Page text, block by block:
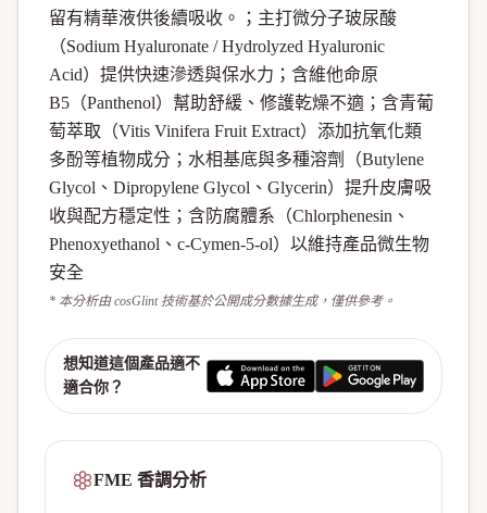
留有精華液供後續吸收。；主打微分子玻尿酸
（Sodium Hyaluronate / Hydrolyzed Hyaluronic
Acid）提供快速滲透與保水力；含維他命原
B5（Panthenol）幫助舒緩、修護乾燥不適；含青葡
萄萃取（Vitis Vinifera Fruit Extract）添加抗氧化類
多酚等植物成分；水相基底與多種溶劑（Butylene
Glycol、Dipropylene Glycol、Glycerin）提升皮膚吸
收與配方穩定性；含防腐體系（Chlorphenesin、
Phenoxyethanol、c-Cymen-5-ol）以維持產品微生物
安全
* 本分析由 cosGlint 技術基於公開成分數據生成，僅供參考。
想知道這個產品適不
適合你？
FME 香調分析